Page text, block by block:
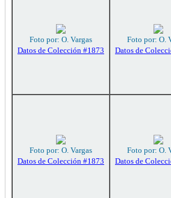
Foto por: O. Vargas
Datos de Colección #1873
Foto por: O.
Datos de
Foto por: O. Vargas
Datos de Colección #1873
Foto por: O.
Datos de